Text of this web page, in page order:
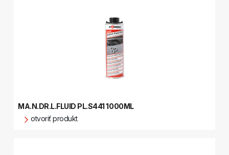
MA.N.DR.L.FLUID PL.S441 1000ML
otvoriť produkt